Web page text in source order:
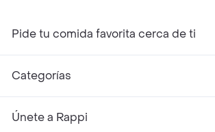
Pide tu comida favorita cerca de ti
Categorías
Únete a Rappi